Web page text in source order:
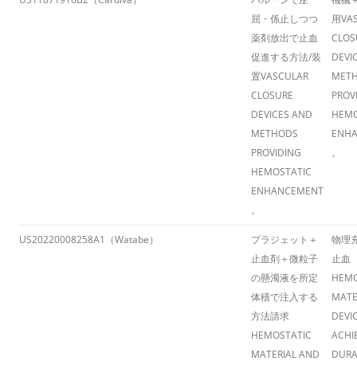
屈・係止しつつ
薬剤放出で止血
促進する方法/装
置VASCULAR
CLOSURE
DEVICES AND
METHODS
PROVIDING
HEMOSTATIC
ENHANCEMENT
。
用
。
US20220008258A1（Watabe）
プラジェット＋
止血剤＋微粒子
の懸濁液を所定
体積で注入する
方法請求
HEMOSTATIC
MATERIAL AND
物理
止血